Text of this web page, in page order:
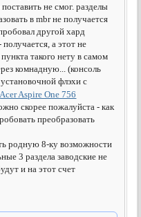
не смог. разделы
в mbr не получается
другой хард
получается, а этот не
такого нету в самом
комнадную... (консоль
флэхи с
скорее пожалуйста - как
преобразовать
родную 8-ку возможности
3 раздела заводские не
и на этот счет